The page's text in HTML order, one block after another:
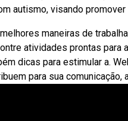
autismo, visando
maneiras de
atividades prontas para
dicas para estimular a.
para sua comunicação,